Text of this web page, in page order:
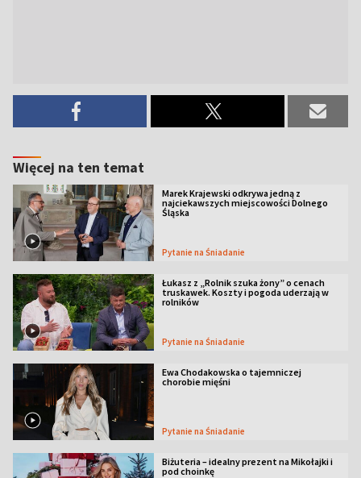
Więcej na ten temat
Marek Krajewski odkrywa jedną z
najciekawszych miejscowości Dolnego
Śląska
Pytanie na Śniadanie
Łukasz z „Rolnik szuka żony” o cenach
truskawek. Koszty i pogoda uderzają w
rolników
Pytanie na Śniadanie
Ewa Chodakowska o tajemniczej
chorobie mięśni
Pytanie na Śniadanie
Biżuteria – idealny prezent na Mikołajki i
pod choinkę